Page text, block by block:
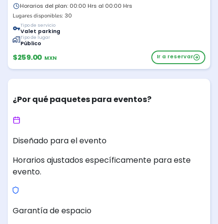
Horarios del plan: 00:00 Hrs al 00:00 Hrs
Lugares disponibles: 30
Tipo de servicio
Valet parking
Tipo de lugar
Público
$259.00 MXN Ir a reservar
¿Por qué paquetes para eventos?
Diseñado para el evento
Horarios ajustados específicamente para este
evento.
Garantía de espacio